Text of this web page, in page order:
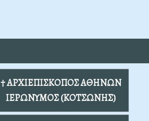
† ΑΡΧΙΕΠΙΣΚΟΠΟΣ ΑΘΗΝΩΝ
ΙΕΡΩΝΥΜΟΣ (ΚΟΤΣΩΝΗΣ)